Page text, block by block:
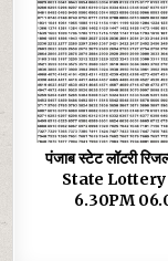
पंजाब स्टेट लॉटरी
State Lottery
6.30PM